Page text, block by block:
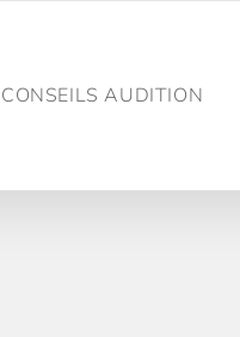
CONSEILS AUDITION